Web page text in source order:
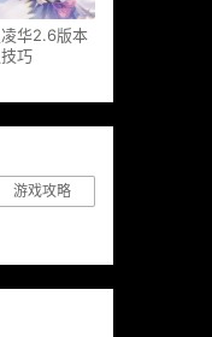
华2.6版本
巧
游戏攻略